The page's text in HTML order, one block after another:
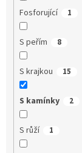
Fosforující 1
S peřím 8
S krajkou 15
S kamínky 2
S růží 1